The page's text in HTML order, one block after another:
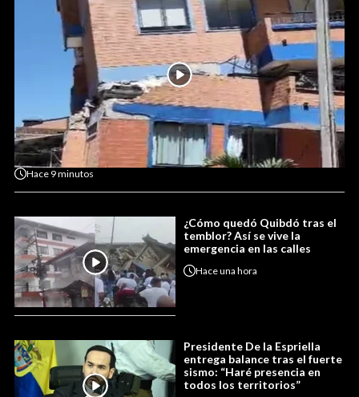
Hace 9 minutos
¿Cómo quedó Quibdó tras el
temblor? Así se vive la
emergencia en las calles
Haceuna hora
Presidente De la Espriella
entrega balance tras el fuerte
sismo: “Haré presencia en
todos los territorios”